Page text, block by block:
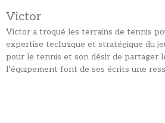
Victor
Victor a troqué les terrains de tennis
expertise technique et stratégique du
pour le tennis et son désir de partager
l’équipement font de ses écrits une